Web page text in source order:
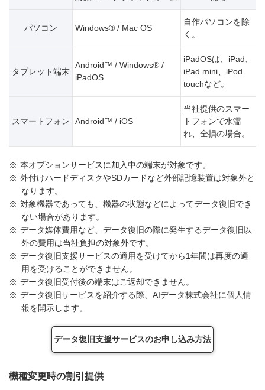
パソコン Windows® / Mac OS
自作パソコンを除
く。
タブレット端末
Android™ / Windows® /
iPadOS
iPadOSは、iPad、
iPad mini、iPod
touchなど。
スマートフォン Android™ / iOS
当社提供のスマー
トフォンで水濡
れ、全損の場合。
※ 本オプションサービスに加入中の端末が対象です。
※ 外付けハードディスクやSDカードなど外部記憶装置は対象外と
なります。
※ 対象機器であっても、機器の状態などによってデータ復旧でき
ない場合があります。
※ データ媒体費用など、データ復旧の際に発生するデータ復旧以
外の費用は当社負担の対象外です。
※ データ復旧支援サービスの適用を受けてから1年間は再度の適
用を受けることができません。
※ データ復旧受付後の端末はご返却できません。
※ データ復旧サービスを紹介する際、AIデータ株式会社に個人情
報を開示します。
データ復旧支援サービスのお申し込み方法
機種変更時の割引提供